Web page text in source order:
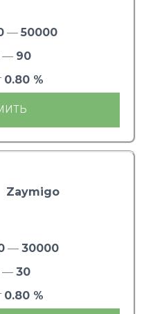
— 50000
— 90
0.80 %
Zaymigo
— 30000
30
0.80 %